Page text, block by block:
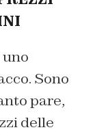
Sono
pare,
delle